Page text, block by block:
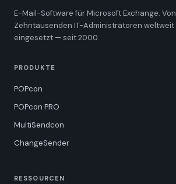
E-Mail-Software für Microsoft Exchange. Von
Zehntausenden IT-Administratoren weltweit
eingesetzt — seit 2000.
PRODUKTE
POPcon
POPcon PRO
MultiSendcon
ChangeSender
RESSOURCEN